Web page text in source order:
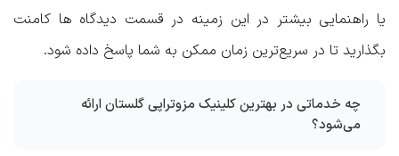
یا راهنمایی بیشتر در این زمینه در قسمت دیدگاه ها کامنت
بگذارید تا در سریع‌ترین زمان ممکن به شما پاسخ داده شود.
چه خدماتی در بهترین کلینیک مزوتراپی گلستان ارائه
می‌شود؟